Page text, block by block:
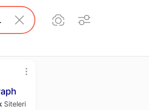
Siteleri